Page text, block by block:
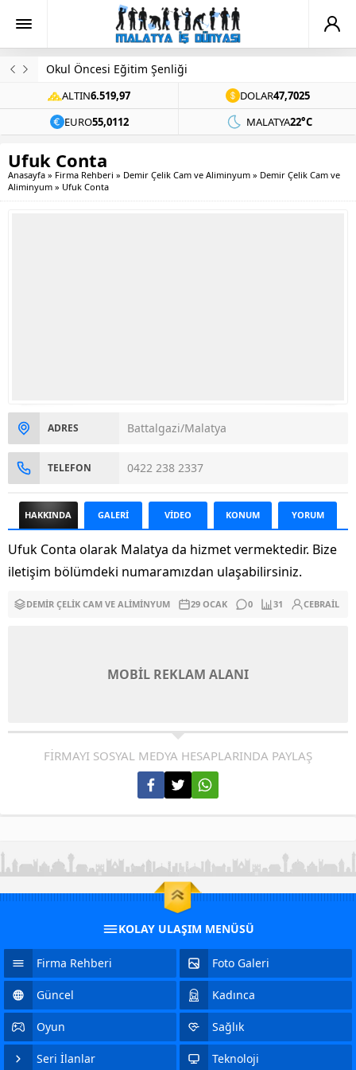
Evinde Ölü Bulundu
ALTIN6.519,97 DOLAR47,7025
EURO55,0112 MALATYA22°C
Ufuk Conta
Anasayfa » Firma Rehberi » Demir Çelik Cam ve Aliminyum » Demir Çelik Cam ve
Aliminyum » Ufuk Conta
ADRES Battalgazi/Malatya
TELEFON 0422 238 2337
HAKKINDA GALERİ VİDEO KONUM YORUM
Ufuk Conta olarak Malatya da hizmet vermektedir. Bize
iletişim bölümdeki numaramızdan ulaşabilirsiniz.
DEMIR ÇELIK CAM VE ALIMINYUM 29 OCAK 0 31 CEBRAIL
MOBİL REKLAM ALANI
FİRMAYI SOSYAL MEDYA HESAPLARINDA PAYLAŞ
KOLAY ULAŞIM MENÜSÜ
Firma Rehberi Foto Galeri
Güncel Kadınca
Oyun Sağlık
Seri İlanlar Teknoloji